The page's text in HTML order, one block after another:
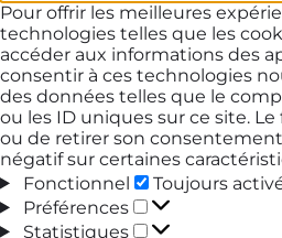
Pour offrir les meilleures
technologies telles que les
accéder aux informations des
consentir à ces technologies
des données telles que le
ou les ID uniques sur ce site.
ou de retirer son
négatif sur certaines
Fonctionnel
Fonctionnel
Toujours
Préférences
Préférences
Statistiques
Statistiques